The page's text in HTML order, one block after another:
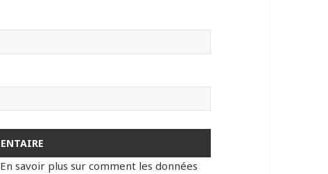
En savoir plus sur comment les données